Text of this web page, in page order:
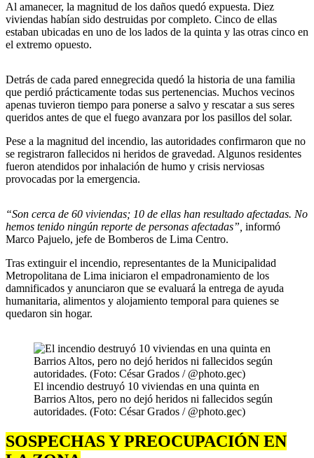
Al amanecer, la magnitud de los daños quedó expuesta. Diez
viviendas habían sido destruidas por completo. Cinco de ellas
estaban ubicadas en uno de los lados de la quinta y las otras cinco en
el extremo opuesto.
Detrás de cada pared ennegrecida quedó la historia de una familia
que perdió prácticamente todas sus pertenencias. Muchos vecinos
apenas tuvieron tiempo para ponerse a salvo y rescatar a sus seres
queridos antes de que el fuego avanzara por los pasillos del solar.
Pese a la magnitud del incendio, las autoridades confirmaron que no
se registraron fallecidos ni heridos de gravedad. Algunos residentes
fueron atendidos por inhalación de humo y crisis nerviosas
provocadas por la emergencia.
“Son cerca de 60 viviendas; 10 de ellas han resultado afectadas. No
hemos tenido ningún reporte de personas afectadas”, informó
Marco Pajuelo, jefe de Bomberos de Lima Centro.
Tras extinguir el incendio, representantes de la Municipalidad
Metropolitana de Lima iniciaron el empadronamiento de los
damnificados y anunciaron que se evaluará la entrega de ayuda
humanitaria, alimentos y alojamiento temporal para quienes se
quedaron sin hogar.
El incendio destruyó 10 viviendas en una quinta en
Barrios Altos, pero no dejó heridos ni fallecidos según
autoridades. (Foto: César Grados / @photo.gec)
SOSPECHAS Y PREOCUPACIÓN EN